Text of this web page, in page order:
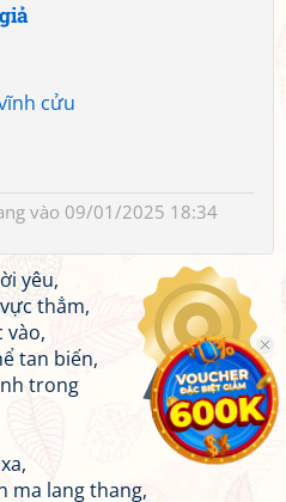
cửu
vào 09/01/2025 18:34
yêu,
thẳm,
vào,
tan biến,
trong
ma lang thang,